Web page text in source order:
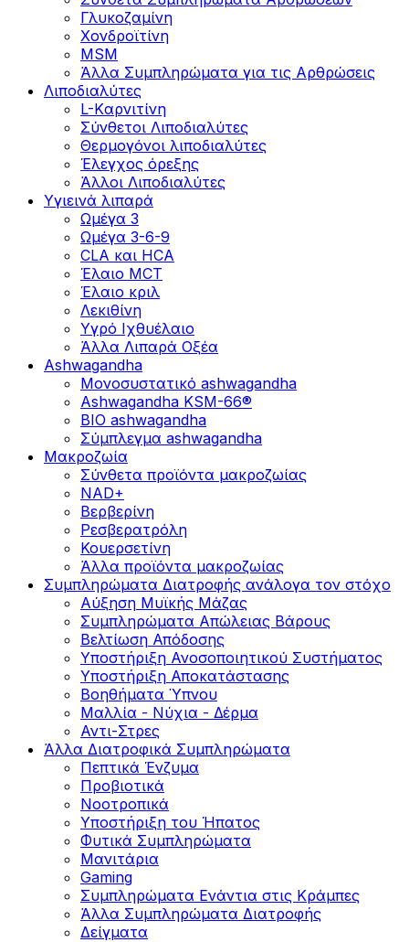
Γλυκοζαμίνη
Χονδροϊτίνη
MSM
Άλλα Συμπληρώματα για τις Αρθρώσεις
Λιποδιαλύτες
L-Kαρνιτίνη
Σύνθετοι Λιποδιαλύτες
Θερμογόνοι λιποδιαλύτες
Έλεγχος όρεξης
Άλλοι Λιποδιαλύτες
Υγιεινά λιπαρά
Ωμέγα 3
Ωμέγα 3-6-9
CLA και HCA
Έλαιο MCT
Έλαιο κριλ
Λεκιθίνη
Υγρό Ιχθυέλαιο
Άλλα Λιπαρά Οξέα
Ashwagandha
Μονοσυστατικό ashwagandha
Ashwagandha KSM-66®
BIO ashwagandha
Σύμπλεγμα ashwagandha
Μακροζωία
Σύνθετα προϊόντα μακροζωίας
NAD+
Βερβερίνη
Ρεσβερατρόλη
Κουερσετίνη
Άλλα προϊόντα μακροζωίας
Συμπληρώματα Διατροφής ανάλογα τον στόχο
Αύξηση Μυϊκής Μάζας
Συμπληρώματα Aπώλειας Βάρους
Βελτίωση Απόδοσης
Υποστήριξη Ανοσοποιητικού Συστήματος
Yποστήριξη Αποκατάστασης
Βοηθήματα Ύπνου
Μαλλία - Νύχια - Δέρμα
Αντι-Στρες
Άλλα Διατροφικά Συμπληρώματα
Πεπτικά Ένζυμα
Προβιοτικά
Νοοτροπικά
Υποστήριξη του Ήπατος
Φυτικά Συμπληρώματα
Μανιτάρια
Gaming
Συμπληρώματα Ενάντια στις Κράμπες
Άλλα Συμπληρώματα Διατροφής
Δείγματα